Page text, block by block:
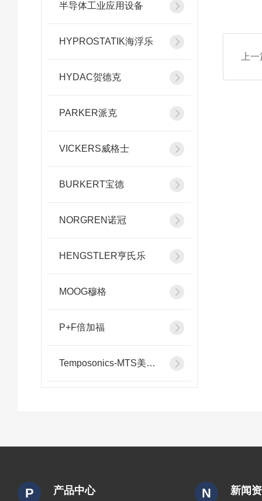
半导体工业应用设备
HYPROSTATIK海浮乐
HYDAC贺德克
PARKER派克
VICKERS威格士
BURKERT宝德
NORGREN诺冠
HENGSTLER亨氏乐
MOOG穆格
P+F倍加福
Temposonics-MTS美斯特
上
P 产品中心 N 新闻